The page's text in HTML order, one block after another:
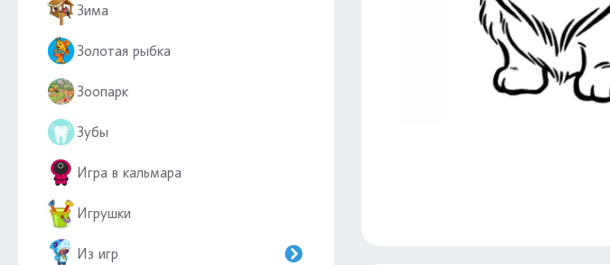
Зима
Золотая рыбка
Зоопарк
Зубы
Игра в кальмара
Игрушки
Из игр